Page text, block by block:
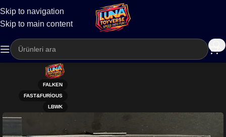
Skip to navigation
Skip to main content
Kargo
FALKEN
FAST&FURIOUS
LBWK